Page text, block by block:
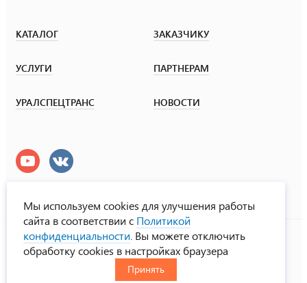
КАТАЛОГ ЗАКАЗЧИКУ
УСЛУГИ ПАРТНЕРАМ
УРАЛСПЕЦТРАНС НОВОСТИ
УралСпецТранс
© ООО «Урал СТ», 2000-2026
Политика конфиденциальности
Мы используем cookies для улучшения работы
сайта в соответствии с Политикой
конфиденциальности . Вы можете отключить
обработку cookies в настройках браузера
Принять